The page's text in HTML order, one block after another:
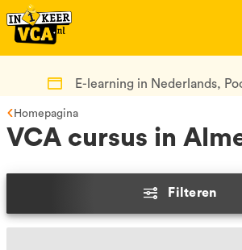
E-learning in Nederlands,
Homepagina
VCA cursus in
Filteren